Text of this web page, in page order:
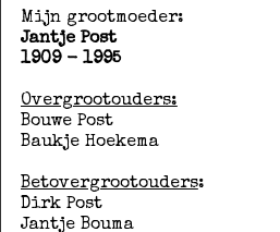
Mijn grootmoeder:
Jantje Post
1909 - 1995
Overgrootouders:
Bouwe Post
Baukje Hoekema
Betovergrootouders:
Dirk Post
Jantje Bouma